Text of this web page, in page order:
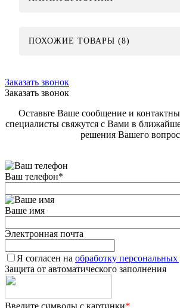
ПОХОЖИЕ ТОВАРЫ (8)
Заказать звонок
Заказать звонок
Оставьте Ваше сообщение и
специалисты свяжутся с Вами в
решения Вашего
Ваш телефон*
Ваше имя
Электронная почта
Я согласен на обработку
Защита от автоматического заполнения
Введите символы с картинки*